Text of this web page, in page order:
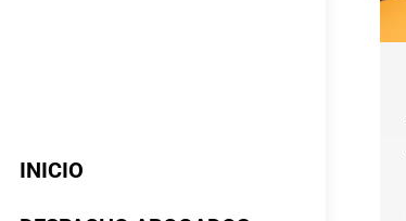
INICIO